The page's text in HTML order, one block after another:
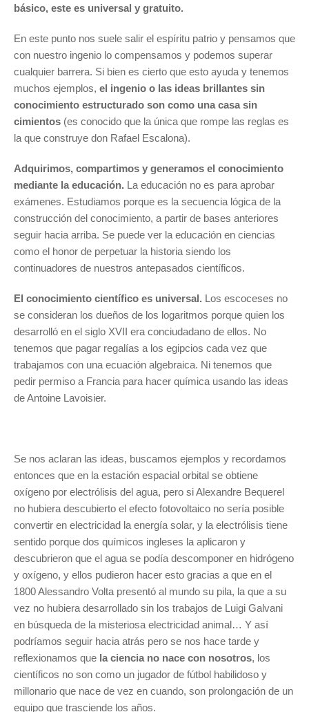
básico, este es universal y gratuito.
En este punto nos suele salir el espíritu patrio y pensamos que
con nuestro ingenio lo compensamos y podemos superar
cualquier barrera. Si bien es cierto que esto ayuda y tenemos
muchos ejemplos, el ingenio o las ideas brillantes sin
conocimiento estructurado son como una casa sin
cimientos (es conocido que la única que rompe las reglas es
la que construye don Rafael Escalona).
Adquirimos, compartimos y generamos el conocimiento
mediante la educación. La educación no es para aprobar
exámenes. Estudiamos porque es la secuencia lógica de la
construcción del conocimiento, a partir de bases anteriores
seguir hacia arriba. Se puede ver la educación en ciencias
como el honor de perpetuar la historia siendo los
continuadores de nuestros antepasados científicos.
El conocimiento científico es universal. Los escoceses no
se consideran los dueños de los logaritmos porque quien los
desarrolló en el siglo XVII era conciudadano de ellos. No
tenemos que pagar regalías a los egipcios cada vez que
trabajamos con una ecuación algebraica. Ni tenemos que
pedir permiso a Francia para hacer química usando las ideas
de Antoine Lavoisier.
Se nos aclaran las ideas, buscamos ejemplos y recordamos
entonces que en la estación espacial orbital se obtiene
oxígeno por electrólisis del agua, pero si Alexandre Bequerel
no hubiera descubierto el efecto fotovoltaico no sería posible
convertir en electricidad la energía solar, y la electrólisis tiene
sentido porque dos químicos ingleses la aplicaron y
descubrieron que el agua se podía descomponer en hidrógeno
y oxígeno, y ellos pudieron hacer esto gracias a que en el
1800 Alessandro Volta presentó al mundo su pila, la que a su
vez no hubiera desarrollado sin los trabajos de Luigi Galvani
en búsqueda de la misteriosa electricidad animal… Y así
podríamos seguir hacia atrás pero se nos hace tarde y
reflexionamos que la ciencia no nace con nosotros, los
científicos no son como un jugador de fútbol habilidoso y
millonario que nace de vez en cuando, son prolongación de un
equipo que trasciende los años.